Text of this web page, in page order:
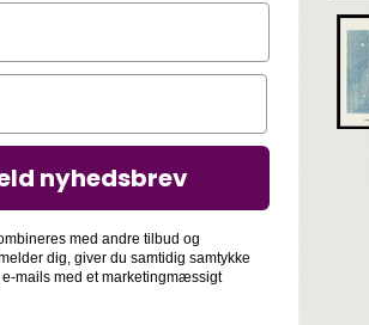
nyhedsbrev
med andre tilbud og
dig, giver du samtidig samtykke
mails med et marketingmæssigt